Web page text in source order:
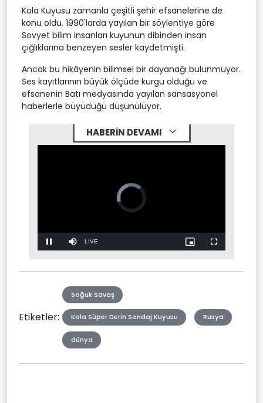
Kola Kuyusu zamanla çeşitli şehir efsanelerine de
konu oldu. 1990'larda yayılan bir söylentiye göre
Sovyet bilim insanları kuyunun dibinden insan
çığlıklarına benzeyen sesler kaydetmişti.
Ancak bu hikâyenin bilimsel bir dayanağı bulunmuyor.
Ses kayıtlarının büyük ölçüde kurgu olduğu ve
efsanenin Batı medyasında yayılan sansasyonel
haberlerle büyüdüğü düşünülüyor.
HABERİN DEVAMI
Video
Player
is
loading.
Pause Mute Stream
LIVE
Picture-
in-
Fullscreen
Etiketler:
Soğuk Savaş
Kola Süper Derin Sondaj Kuyusu Rusya
dünya